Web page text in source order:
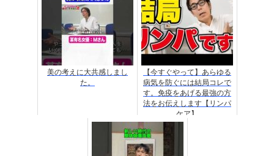
美の考えに大共感しまし
た。
【今すぐやって】あらゆる
病気を防ぐには結局コレで
す。免疫をあげる最強の方
法をお伝えします【リンパ
ケア】